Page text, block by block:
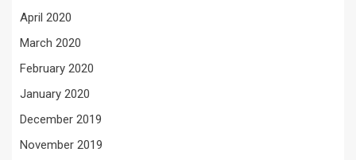
April 2020
March 2020
February 2020
January 2020
December 2019
November 2019